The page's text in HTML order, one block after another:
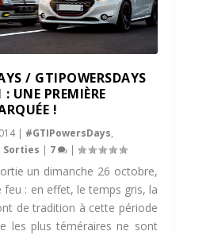
/ GTIPOWERSDAYS
UNE PREMIÈRE
!
| #GTIPowersDays,
Sorties | 7 |
un dimanche 26 octobre,
feu : en effet, le temps gris, la
de tradition à cette période
les plus téméraires ne sont